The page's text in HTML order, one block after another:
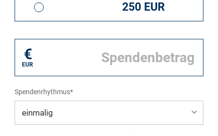
250 EUR
€
EUR
Spendenrhythmus*